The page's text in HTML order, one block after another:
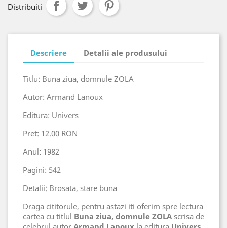
Distribuiti
Descriere Detalii ale produsului
Titlu: Buna ziua, domnule ZOLA
Autor: Armand Lanoux
Editura: Univers
Pret: 12.00 RON
Anul: 1982
Pagini: 542
Detalii: Brosata, stare buna
Draga cititorule, pentru astazi iti oferim spre lectura
cartea cu titlul Buna ziua, domnule ZOLA scrisa de